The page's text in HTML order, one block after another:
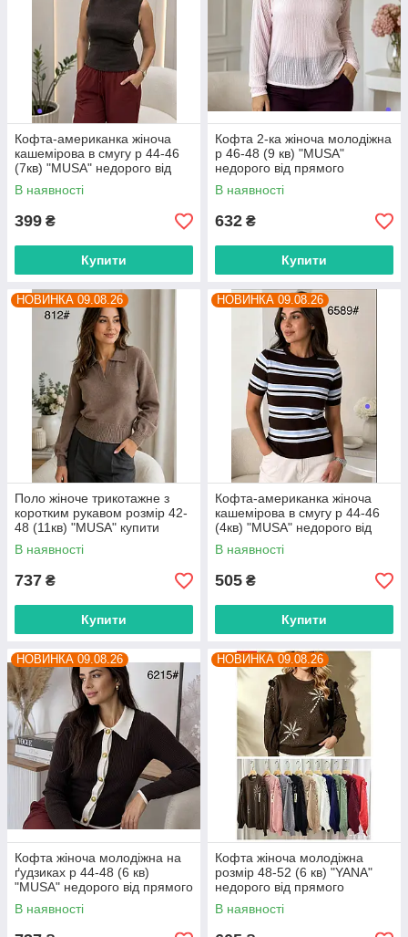
Кофта-американка жіноча
кашемірова в смугу р 44-46
(7кв) "MUSA" недорого від
прямого постачальника
В наявності
399 ₴
Купити
Кофта 2-ка жіноча молодіжна
р 46-48 (9 кв) "MUSA"
недорого від прямого
постачальника
В наявності
632 ₴
Купити
НОВИНКА 09.08.26
Поло жіноче трикотажне з
коротким рукавом розмір 42-
48 (11кв) "MUSA" купити
недорого від прямого
постачальника
В наявності
737 ₴
Купити
НОВИНКА 09.08.26
Кофта-американка жіноча
кашемірова в смугу р 44-46
(4кв) "MUSA" недорого від
прямого постачальника
В наявності
505 ₴
Купити
НОВИНКА 09.08.26
Кофта жіноча молодіжна на
ґудзиках р 44-48 (6 кв)
"MUSA" недорого від прямого
постачальника
В наявності
НОВИНКА 09.08.26
Кофта жіноча молодіжна
розмір 48-52 (6 кв) "YANA"
недорого від прямого
постачальника
В наявності